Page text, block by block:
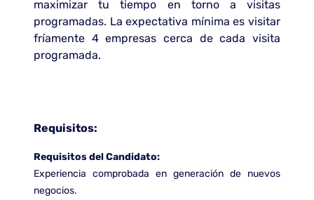
maximizar tu tiempo en torno a visitas
programadas. La expectativa mínima es visitar
fríamente 4 empresas cerca de cada visita
programada.
Requisitos:
Requisitos del Candidato:
Experiencia comprobada en generación de nuevos
negocios.